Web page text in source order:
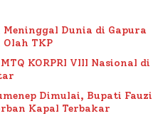
Dunia di Gapura
TKP
KORPRI VIII Nasional di
Dimulai, Bupati Fauzi
Kapal Terbakar